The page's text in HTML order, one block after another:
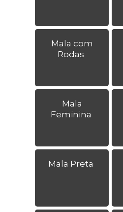
Mala com
Rodas
Mala
Feminina
Mala Preta